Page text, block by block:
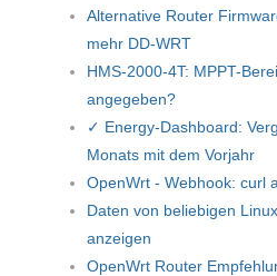
Alternative Router
mehr DD-WRT
HMS-2000-4T: MPPT-
angegeben?
✓ Energy-Dashboard:
Monats mit dem Vorjahr
OpenWrt - Webhook: curl
Daten von beliebigen
anzeigen
OpenWrt Router